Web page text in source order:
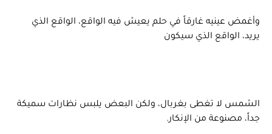
وأغمض عينيه غارقاً في حلم يعيش فيه الواقع، الواقع الذي
يريد، الواقع الذي سيكون
الشمس لا تغطى بغربال، ولكن البعض يلبس نظارات سميكة
جداً، مصنوعة من الإنكار.